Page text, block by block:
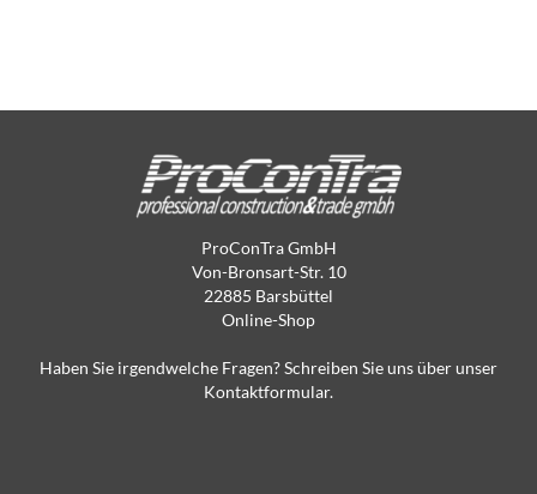
ProConTra GmbH
Von-Bronsart-Str. 10
22885 Barsbüttel
Online-Shop
Haben Sie irgendwelche Fragen? Schreiben Sie uns über unser
Kontaktformular.